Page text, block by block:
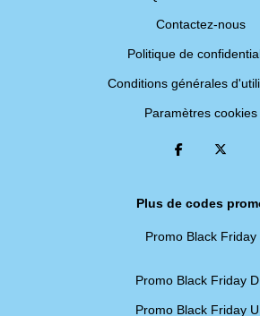
Contactez-nous
Politique de
Conditions générales
Paramètres cookies
Plus de codes
Promo Black Friday
Promo Black Friday
Promo Black Friday